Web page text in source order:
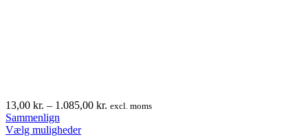
13,00 kr. – 1.085,00 kr. Prisinterval:
excl. moms
Sammenlign
Vælg mulighederDette